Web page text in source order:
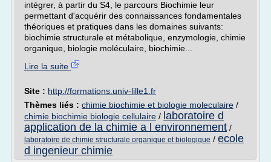
intégrer, à partir du S4, le parcours Biochimie leur
permettant d'acquérir des connaissances fondamentales
théoriques et pratiques dans les domaines suivants:
biochimie structurale et métabolique, enzymologie, chimie
organique, biologie moléculaire, biochimie...
Lire la suite
Site : http://formations.univ-lille1.fr
Thèmes liés : chimie biochimie et biologie moleculaire /
chimie biochimie biologie cellulaire / laboratoire d
application de la chimie a l environnement /
laboratoire de chimie structurale organique et biologique / ecole
d ingenieur chimie